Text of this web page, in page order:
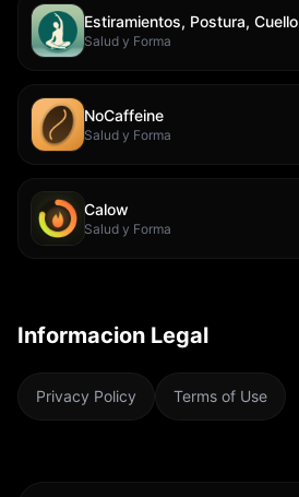
Estiramientos, Postura, Cuello
Salud y Forma
NoCaffeine
Salud y Forma
Calow
Salud y Forma
Informacion Legal
Privacy Policy Terms of Use